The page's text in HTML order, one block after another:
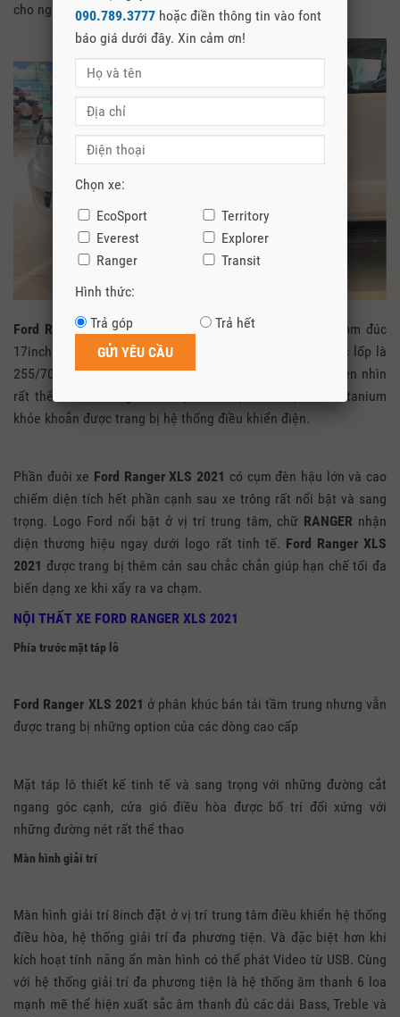
cho người dùng.
Ford Ranger XLS 2021
được trang bị mâm hợp kim nhôm đúc
17inch với logo Ford nổi bật ở vị trí trung tâm, kích thước lốp là
255/70R17. Phần hông xe được trang bị 2 mang cá 2 bên nhìn
rất thể thao. Gương chiếu hậu xe được sơn mạ màu Titanium
khỏe khoắn được trang bị hệ thống điều khiển điện.
Phần đuôi xe Ford Ranger XLS 2021 có cụm đèn hậu lớn và cao
chiếm diện tích hết phần cạnh sau xe trông rất nổi bật và sang
trọng. Logo Ford nổi bật ở vị trí trung tâm, chữ RANGER nhận
diện thương hiệu ngay dưới logo rất tinh tế. Ford Ranger XLS
2021 được trang bị thêm cản sau chắc chắn giúp hạn chế tối đa
biến dạng xe khi xẩy ra va chạm.
NỘI THẤT XE FORD RANGER XLS 2021
Phía trước mặt táp lô
Ford Ranger XLS 2021 ở phân khúc bán tải tầm trung nhưng vẫn
được trang bị những option của các dòng cao cấp
Mặt táp lô thiết kế tinh tế và sang trọng với những đường cắt
ngang góc cạnh, cửa gió điều hòa được bố trí đối xứng với
những đường nét rất thể thao
Màn hình giải trí
Màn hình giải trí 8inch đặt ở vị trí trung tâm điều khiển hệ thống
điều hòa, hệ thống giải trí đa phương tiện. Và đặc biệt hơn khi
kích hoạt tính năng ẩn màn hình có thể phát Video từ USB. Cùng
với hệ thống giải trí đa phương tiện là hệ thống âm thanh 6 loa
mạnh mẽ thể hiện xuất sắc âm thanh đủ các dải Bass, Treble và
090.789.3777 hoặc điền thông tin vào font
báo giá dưới đây. Xin cảm ơn!
Chọn xe:
EcoSport
Territory
Everest
Explorer
Ranger
Transit
Hình thức:
Trả góp
Trả hết